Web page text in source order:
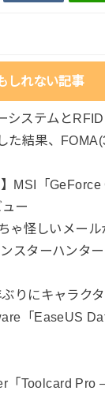
しれない記事
システムと
た結果、
】MSI「
ー
ゃ怪しいメール
スターハンタ
りにキャラク
「EaseUS
「Toolcard Pro